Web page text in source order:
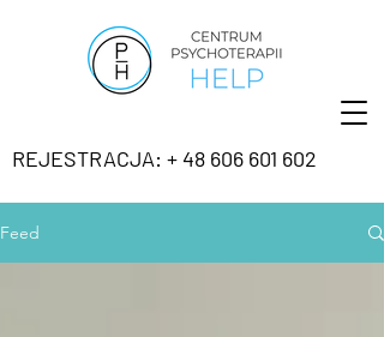
REJESTRACJA: + 48 606 601 602
Feed